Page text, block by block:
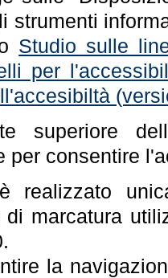
strumenti
Studio sulle
per
superiore
per consentire
realizzato
di marcatura
la